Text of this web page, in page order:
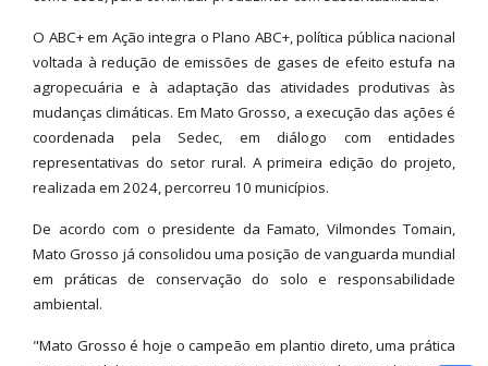
O ABC+ em Ação integra o Plano ABC+, política pública nacional
voltada à redução de emissões de gases de efeito estufa na
agropecuária e à adaptação das atividades produtivas às
mudanças climáticas. Em Mato Grosso, a execução das ações é
coordenada pela Sedec, em diálogo com entidades
representativas do setor rural. A primeira edição do projeto,
realizada em 2024, percorreu 10 municípios.
De acordo com o presidente da Famato, Vilmondes Tomain,
Mato Grosso já consolidou uma posição de vanguarda mundial
em práticas de conservação do solo e responsabilidade
ambiental.
"Mato Grosso é hoje o campeão em plantio direto, uma prática